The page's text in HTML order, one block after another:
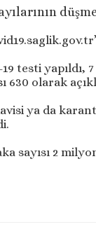
testi yapıldı,
630 olarak
ya da
sayısı 2